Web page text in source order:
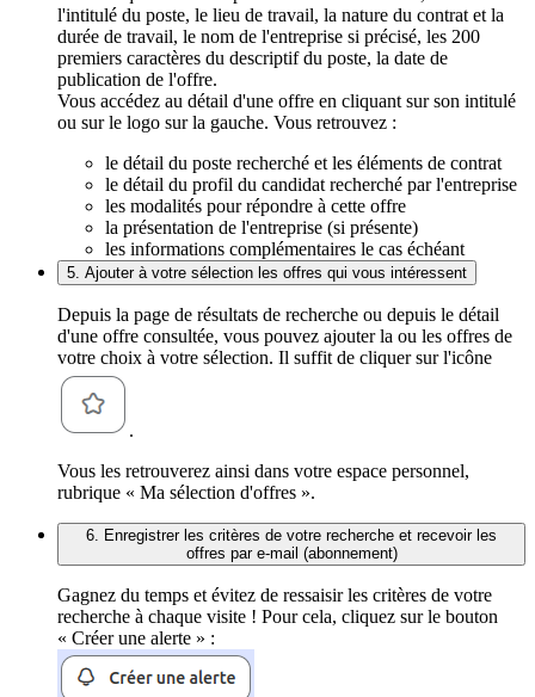
l'intitulé du poste, le lieu de travail, la nature du contrat et la
durée de travail, le nom de l'entreprise si précisé, les 200
premiers caractères du descriptif du poste, la date de
publication de l'offre.
Vous accédez au détail d'une offre en cliquant sur son intitulé
ou sur le logo sur la gauche. Vous retrouvez :
le détail du poste recherché et les éléments de contrat
le détail du profil du candidat recherché par l'entreprise
les modalités pour répondre à cette offre
la présentation de l'entreprise (si présente)
les informations complémentaires le cas échéant
5. Ajouter à votre sélection les offres qui vous intéressent
Depuis la page de résultats de recherche ou depuis le détail
d'une offre consultée, vous pouvez ajouter la ou les offres de
votre choix à votre sélection. Il suffit de cliquer sur l'icône
.
Vous les retrouverez ainsi dans votre espace personnel,
rubrique « Ma sélection d'offres ».
6. Enregistrer les critères de votre recherche et recevoir les
offres par e-mail (abonnement)
Gagnez du temps et évitez de ressaisir les critères de votre
recherche à chaque visite ! Pour cela, cliquez sur le bouton
« Créer une alerte » :